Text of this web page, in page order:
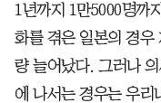
1년까지 1만5000명까
화를 겪은 일본의 경우
량 늘어났다. 그러나
에 나서는 경우는 우리